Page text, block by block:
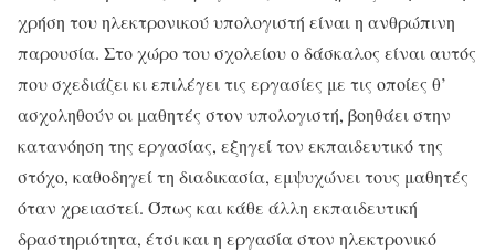
χρήση του ηλεκτρονικού υπολογιστή είναι η ανθρώπινη
παρουσία. Στο χώρο του σχολείου ο δάσκαλος είναι αυτός
που σχεδιάζει κι επιλέγει τις εργασίες με τις οποίες θ’
ασχοληθούν οι μαθητές στον υπολογιστή, βοηθάει στην
κατανόηση της εργασίας, εξηγεί τον εκπαιδευτικό της
στόχο, καθοδηγεί τη διαδικασία, εμψυχώνει τους μαθητές
όταν χρειαστεί. Όπως και κάθε άλλη εκπαιδευτική
δραστηριότητα, έτσι και η εργασία στον ηλεκτρονικό